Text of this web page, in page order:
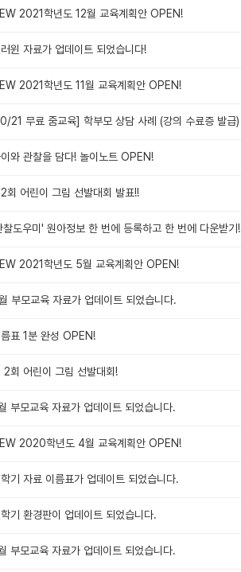
2021학년도 12월 교육계획안 OPEN!
윈 자료가 업데이트 되었습니다!
2021학년도 11월 교육계획안 OPEN!
21 무료 줌교육] 학부모 상담 사례 (강의 수료증 발급)
와 관찰을 담다! 놀이노트 OPEN!
회 어린이 그림 선발대회 발표!!
찰도우미' 원아정보 한 번에 등록하고 한 번에 다운받기!
2021학년도 5월 교육계획안 OPEN!
부모교육 자료가 업데이트 되었습니다.
표 1분 완성 OPEN!
2회 어린이 그림 선발대회!
부모교육 자료가 업데이트 되었습니다.
2020학년도 4월 교육계획안 OPEN!
기 자료 이름표가 업데이트 되었습니다.
기 환경판이 업데이트 되었습니다.
부모교육 자료가 업데이트 되었습니다.